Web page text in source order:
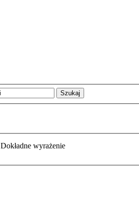
Szukaj
Dokładne wyrażenie